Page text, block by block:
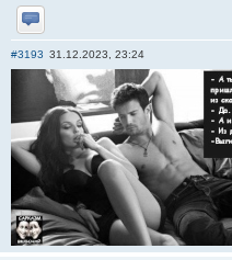
Отправить личное
#3193 31.12.2023, 23:24